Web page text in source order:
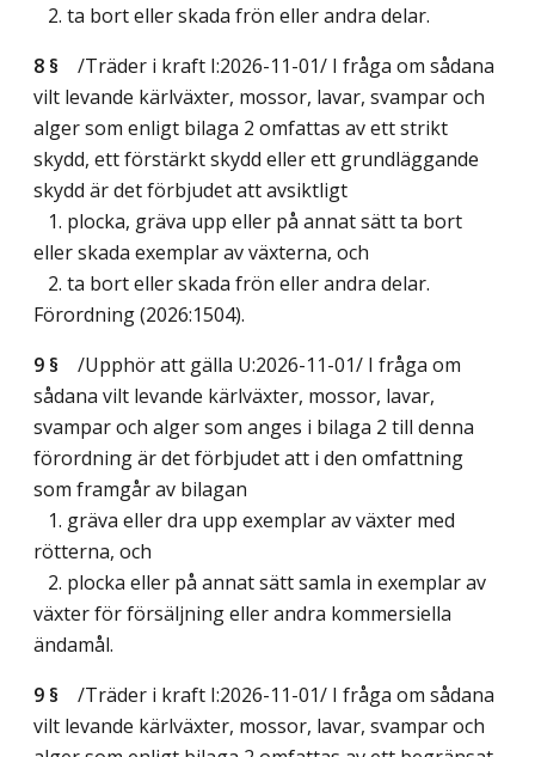
2. ta bort eller skada frön eller andra delar.
8 §
/Träder i kraft I:2026-11-01/ I fråga om sådana
vilt levande kärlväxter, mossor, lavar, svampar och
alger som enligt bilaga 2 omfattas av ett strikt
skydd, ett förstärkt skydd eller ett grundläggande
skydd är det förbjudet att avsiktligt
1. plocka, gräva upp eller på annat sätt ta bort
eller skada exemplar av växterna, och
2. ta bort eller skada frön eller andra delar.
Förordning (2026:1504).
9 §
/Upphör att gälla U:2026-11-01/ I fråga om
sådana vilt levande kärlväxter, mossor, lavar,
svampar och alger som anges i bilaga 2 till denna
förordning är det förbjudet att i den omfattning
som framgår av bilagan
1. gräva eller dra upp exemplar av växter med
rötterna, och
2. plocka eller på annat sätt samla in exemplar av
växter för försäljning eller andra kommersiella
ändamål.
9 §
/Träder i kraft I:2026-11-01/ I fråga om sådana
vilt levande kärlväxter, mossor, lavar, svampar och